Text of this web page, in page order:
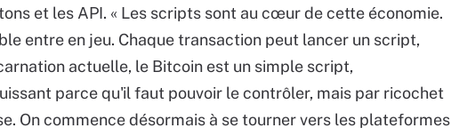
et les API. « Les scripts sont au cœur de cette économie.
entre en jeu. Chaque transaction peut lancer un script,
actuelle, le Bitcoin est un simple script,
parce qu'il faut pouvoir le contrôler, mais par ricochet
On commence désormais à se tourner vers les plateformes